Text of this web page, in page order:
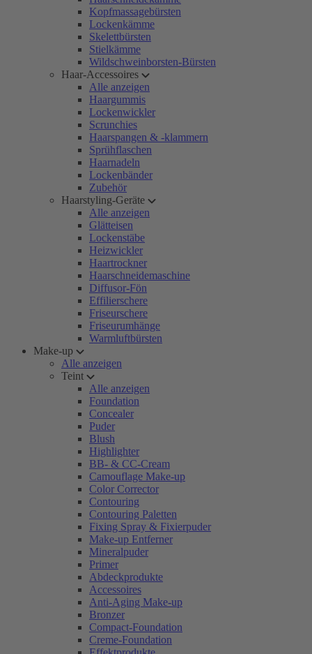
Kopfmassagebürsten
Lockenkämme
Skelettbürsten
Stielkämme
Wildschweinborsten-Bürsten
Haar-Accessoires
Alle anzeigen
Haargummis
Lockenwickler
Scrunchies
Haarspangen & -klammern
Sprühflaschen
Haarnadeln
Lockenbänder
Zubehör
Haarstyling-Geräte
Alle anzeigen
Glätteisen
Lockenstäbe
Heizwickler
Haartrockner
Haarschneidemaschine
Diffusor-Fön
Effilierschere
Friseurschere
Friseurumhänge
Warmluftbürsten
Make-up
Alle anzeigen
Teint
Alle anzeigen
Foundation
Concealer
Puder
Blush
Highlighter
BB- & CC-Cream
Camouflage Make-up
Color Corrector
Contouring
Contouring Paletten
Fixing Spray & Fixierpuder
Make-up Entferner
Mineralpuder
Primer
Abdeckprodukte
Accessoires
Anti-Aging Make-up
Bronzer
Compact-Foundation
Creme-Foundation